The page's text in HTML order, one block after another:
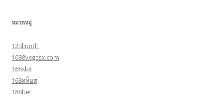
หมวดหมู่
123lionth
1688vegasx.com
168slot
168สล็อต
188bet